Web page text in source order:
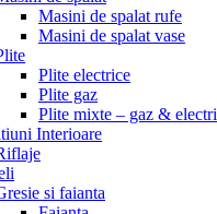
Masini de spalat rufe
Masini de spalat vase
Plite electrice
Plite gaz
Plite mixte – gaz &
Interioare
si faianta